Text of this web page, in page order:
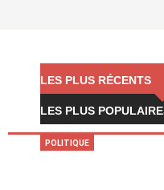
LES PLUS RÉCENTS
LES PLUS
POLITIQUE